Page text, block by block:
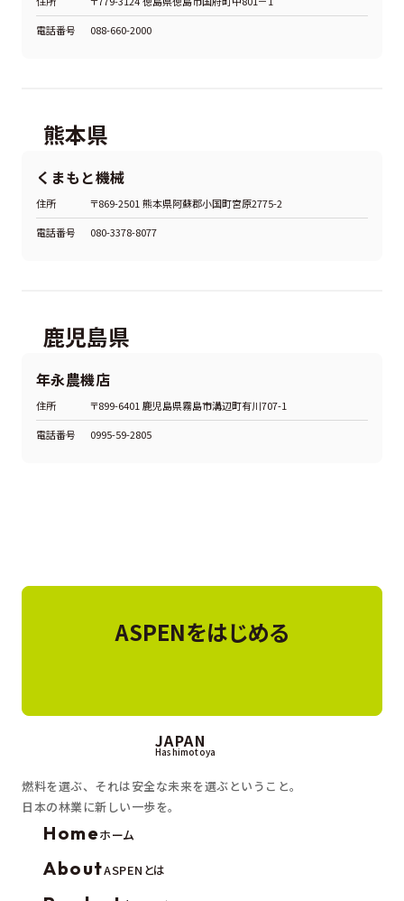
電話番号
088-660-2000
熊本県
くまもと機械
住所
〒869-2501 熊本県阿蘇郡小国町宮原2775-2
電話番号
080-3378-8077
鹿児島県
年永農機店
住所
〒899-6401 鹿児島県霧島市溝辺町有川707-1
電話番号
0995-59-2805
ASPENをはじめる
JAPAN
Hashimotoya
燃料を選ぶ、それは安全な未来を選ぶということ。
日本の林業に新しい一歩を。
Homeホーム
AboutASPENとは